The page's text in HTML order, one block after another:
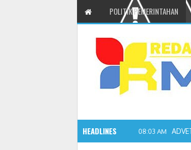
POLITIK PEMERINTAHAN
HEADLINES 08:03 AM